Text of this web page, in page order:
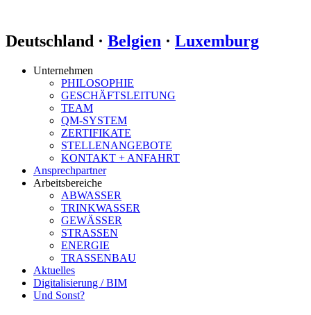
Deutschland · Belgien · Luxemburg
Unternehmen
PHILOSOPHIE
GESCHÄFTSLEITUNG
TEAM
QM-SYSTEM
ZERTIFIKATE
STELLENANGEBOTE
KONTAKT + ANFAHRT
Ansprechpartner
Arbeitsbereiche
ABWASSER
TRINKWASSER
GEWÄSSER
STRASSEN
ENERGIE
TRASSENBAU
Aktuelles
Digitalisierung / BIM
Und Sonst?